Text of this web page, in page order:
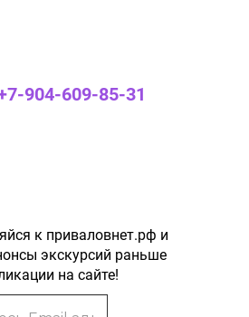
904-609-85-31
к приваловнет.рф и
экскурсий раньше
на сайте!